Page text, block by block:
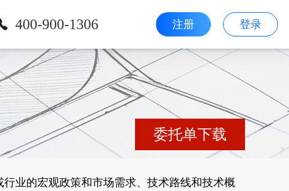
注册 登录
400-900-1306
委托单下载
业的宏观政策和市场需求、技术路线和技术概